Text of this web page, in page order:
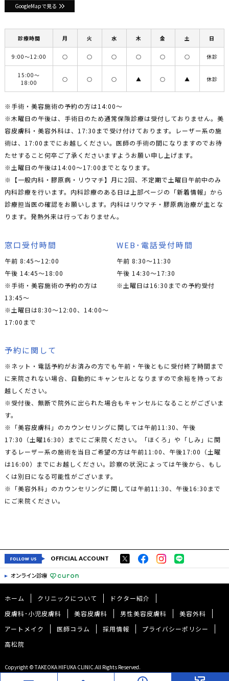
GoogleMapで見る
診療時間 月 火 水 木 金 土 日
9:00〜12:00 ○ ○ ○ ○ ○ ○ 休診
15:00〜
18:00
○ ○ ○ ▲ ○ ▲ 休診
※手術・美容施術の予約の方は14:00〜
※木曜日の午後は、手術日のため通常保険診療は受付しておりません。美
容皮膚科・美容外科は、17:30まで受け付けております。レーザー系の施
術は、17:00までにお越しください。医師の手術の間になりますのでお待
たせすること何卒ご了承くださいますようお願い申し上げます。
※土曜日の午後は14:00〜17:00までとなります。
※【一般内科・膠原病・リウマチ】月に2回、不定期で土曜日午前中のみ
内科診療を行います。内科診療のある日は上部ページの「新着情報」から
診療担当医の確認をお願いします。内科はリウマチ・膠原病治療が主とな
ります。発熱外来は行っておりません。
窓口受付時間
午前 8:45～12:00
午後 14:45～18:00
※手術・美容施術の予約の方は
13:45〜
※土曜日は8:30〜12:00、14:00〜
17:00まで
WEB･電話受付時間
午前 8:30～11:30
午後 14:30～17:30
※土曜日は16:30までの予約受付
予約に関して
※ネット・電話予約がお済みの方でも午前・午後ともに受付終了時間まで
に来院されない場合、自動的にキャンセルとなりますので余裕を持ってお
越しください。
※受付後、無断で院外に出られた場合もキャンセルになることがございま
す。
※「美容皮膚科」のカウンセリングに関しては午前11:30、午後
17:30（土曜16:30）までにご来院ください。「ほくろ」や「しみ」に関
するレーザー系の施術を当日ご希望の方は午前11:00、午後17:00（土曜
は16:00）までにお越しください。診察の状況によっては午後から、もし
くは別日になる可能性がございます。
※「美容外科」のカウンセリングに関しては午前11:30、午後16:30まで
にご来院ください。
OFFICIAL ACCOUNT
ホーム クリニックについて
ドクター紹介
皮膚科･小児皮膚科
美容皮膚科 男性美容皮膚科
美容外科
アートメイク
医師コラム 採用情報
プライバシーポリシー
高松院
Copyright © TAKEOKA HIFUKA CLINIC.All Rights Reserved.